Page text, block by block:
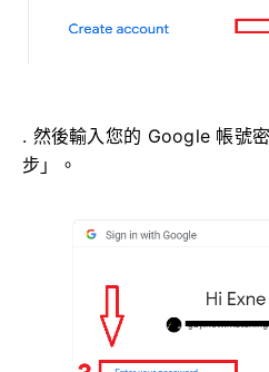
. 然後輸入您的 Google 帳號
步」。